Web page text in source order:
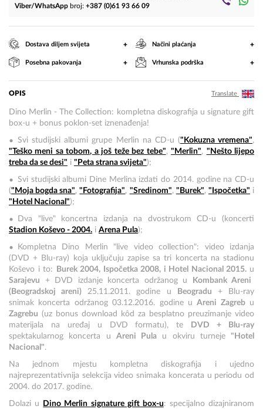
Viber/WhatsApp broj: +387 (0)61 93 66 09
Dostava diljem svijeta + Načini plaćanja +
Posebna pakovanja + Vrhunska podrška +
OPIS Translate
Dino Merlin - The Collection: kompletna diskografija u signature gift
box-u + bonus poklon-set iznenađenja!
Svi studijski albumi grupe Merlin na CD-u ("Kokuzna vremena",
"Teško meni sa tobom, a još teže bez tebe","Merlin", "Nešto lijepo
treba da se desi" i "Peta strana svijeta");
Svi studijski albumi Dine Merlina izdati do 2014. godine na CD-u
("Moja bogda sna","Fotografija", "Sredinom", "Burek", "Ispočetka" i
"Hotel Nacional");
Dva "live" koncertna izdanja na dvostrukom CD-u (koncerti
Stadion Koševo - 2004. i Arena Pula);
Kompletna Dino Merlin "live video collection": video izdanja
(DVD + Blu-ray) koja uključuju zapise sa tri koncerta na stadionu
Koševo i to:
Burek 2004, Ispočetka 2008, i Hotel Nacional 2015. u
Sarajevu + DVD izdanje koncerta održanog u
Kombank Areni
(Beogradskoj areni) 25.11.2011. godine u Beogradu + Blu-ray
snimak koncerta održanog 03.12.2016. godine uAreni Zagrebu
Zagrebu (uz bonus download kôd za besplatno preuzimanje video
materijala na uređaj u DVD formatu), te
DVD + Blu-ray
spektakularnog koncerta u Areni Pula u okviru turneje "Hotel
Nacional".
Na jednom mjestu kompletna diskografija i ujedno
najreprezentativnija selekcija video snimaka koncerata u periodu od
2004. do 2017. godine.
Dolazi u Dino Merlin signature gift box-u: specijalno dizajniranom